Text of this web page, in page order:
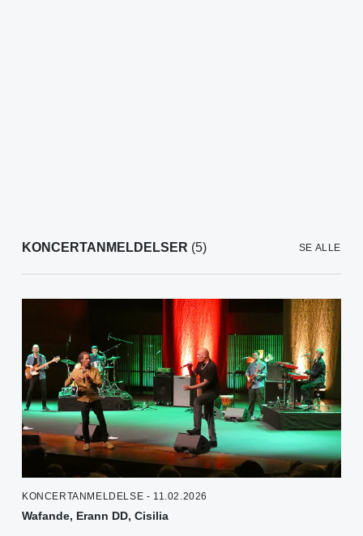
KONCERTANMELDELSER (5) SE ALLE
KONCERTANMELDELSE - 11.02.2026
Wafande, Erann DD, Cisilia